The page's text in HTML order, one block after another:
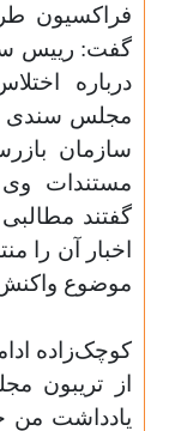
فراکسیون
گفت: رییس
درباره
مجلس سندی
سازمان
مستندات
گفتند
اخبار آن را
موضوع
کوچک‌زاده
از تریبون
یادداشت من